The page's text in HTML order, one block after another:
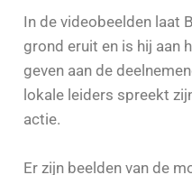
In de videobeelden laat
grond eruit en is hij aan
geven aan de
lokale leiders spreekt
actie.
Er zijn beelden van de